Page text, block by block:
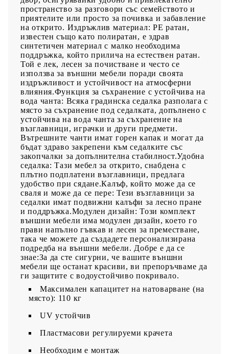
пространство за разговори със семейството и
приятелите или просто за почивка и забавление
на открито. Издръжлив материал: PE ратан,
известен също като полиратан, е здрав
синтетичен материал с малко необходима
поддръжка, който прилича на естествен ратан.
Той е лек, лесен за почистване и често се
използва за външни мебели поради своята
издръжливост и устойчивост на атмосферни
влияния.Функция за съхранение с устойчива на
вода чанта: Всяка градинска седалка разполага с
място за съхранение под седалката, допълнено с
устойчива на вода чанта за съхранение на
възглавници, играчки и други предмети.
Вътрешните чанти имат горен капак и могат да
бъдат здраво закрепени към седалките със
закопчалки за допълнителна стабилност.Удобна
седалка: Тази мебел за открито, снабдена с
плътно подплатени възглавници, предлага
удобство при сядане.Калъф, който може да се
сваля и може да се пере: Тези възглавници за
седалки имат подвижни калъфи за лесно пране
и поддръжка.Модулен дизайн: Този комплект
външни мебели има модулен дизайн, което го
прави напълно гъвкав и лесен за преместване,
така че можете да създадете персонализирана
подредба на външни мебели. Добре е да се
знае:За да сте сигурни, че вашите външни
мебели ще останат красиви, ви препоръчваме да
ги защитите с водоустойчиво покривало.
Максимален капацитет на натоварване (на
място): 110 кг
UV устойчив
Пластмасови регулируеми крачета
Необходим е монтаж